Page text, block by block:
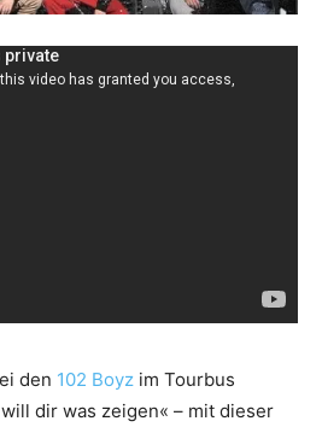
den 102 Boyz im Tourbus
dir was zeigen« – mit dieser